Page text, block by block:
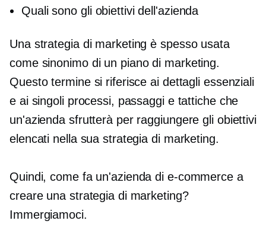
Quali sono gli obiettivi dell'azienda
Una strategia di marketing è spesso usata
come sinonimo di un piano di marketing.
Questo termine si riferisce ai dettagli essenziali
e ai singoli processi, passaggi e tattiche che
un'azienda sfrutterà per raggiungere gli obiettivi
elencati nella sua strategia di marketing.
Quindi, come fa un'azienda di e-commerce a
creare una strategia di marketing?
Immergiamoci.